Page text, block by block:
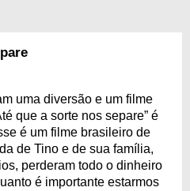
uma diversão e um filme
que a sorte nos separe” é
é um filme brasileiro de
de Tino e de sua família,
perderam todo o dinheiro
é importante estarmos